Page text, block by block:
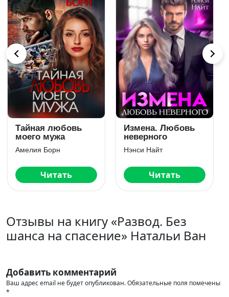
Развод с
миллиардером
Арина Вильде
Читать
Подонок, ты
будешь думать,
что меня больше
нет. Книга 2
Екатерина Юдина
Читать
Отзывы на книгу «Развод. Без
шанса на спасение» Натальи Ван
Добавить комментарий
Ваш адрес email не будет опубликован.Обязательные поля помечены
*